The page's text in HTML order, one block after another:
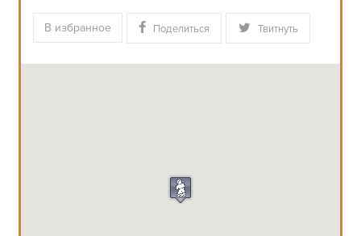
В избранное Поделиться Твитнуть